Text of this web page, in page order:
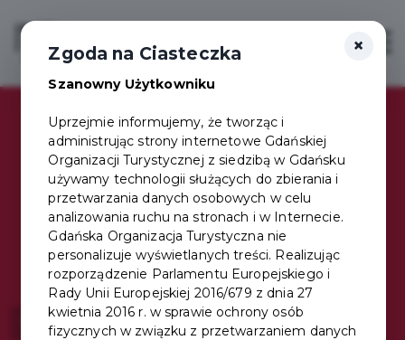
Login/Rejestracja
Jedna Karta,
setki korzyści
Wybierz swój pakiet!
×
Zgoda na Ciasteczka
Szanowny Użytkowniku
Uprzejmie informujemy, że tworząc i
administrując strony internetowe Gdańskiej
Organizacji Turystycznej z siedzibą w Gdańsku
używamy technologii służących do zbierania i
przetwarzania danych osobowych w celu
analizowania ruchu na stronach i w Internecie.
Gdańska Organizacja Turystyczna nie
personalizuje wyświetlanych treści. Realizując
rozporządzenie Parlamentu Europejskiego i
Rady Unii Europejskiej 2016/679 z dnia 27
kwietnia 2016 r. w sprawie ochrony osób
fizycznych w związku z przetwarzaniem danych